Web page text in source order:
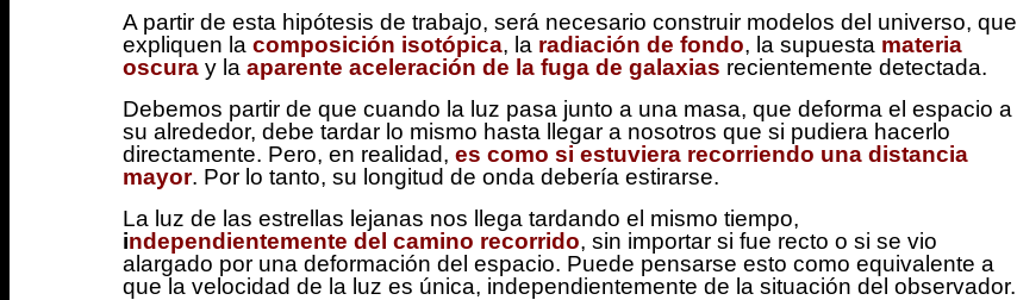
A partir de esta hipótesis de trabajo, será necesario construir modelos del universo, que
expliquen la composición isotópica, la radiación de fondo, la supuesta materia
oscura y la aparente aceleración de la fuga de galaxias recientemente detectada.
Debemos partir de que cuando la luz pasa junto a una masa, que deforma el espacio a
su alrededor, debe tardar lo mismo hasta llegar a nosotros que si pudiera hacerlo
directamente. Pero, en realidad, es como si estuviera recorriendo una distancia
mayor. Por lo tanto, su longitud de onda debería estirarse.
La luz de las estrellas lejanas nos llega tardando el mismo tiempo,
independientemente del camino recorrido, sin importar si fue recto o si se vio
alargado por una deformación del espacio. Puede pensarse esto como equivalente a
que la velocidad de la luz es única, independientemente de la situación del observador.